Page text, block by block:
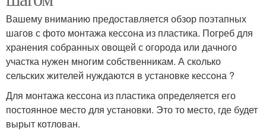
Вашему вниманию предоставляется обзор поэтапных
шагов с фото монтажа кессона из пластика. Погреб для
хранения собранных овощей с огорода или дачного
участка нужен многим собственникам. А сколько
сельских жителей нуждаются в установке кессона ?
Для монтажа кессона из пластика определяется его
постоянное место для установки. Это то место, где будет
вырыт котлован.